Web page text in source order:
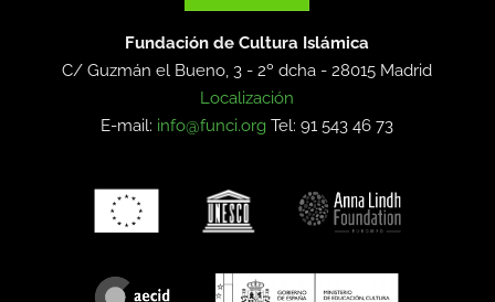
Fundación de Cultura Islámica
C/ Guzmán el Bueno, 3 - 2º dcha -28015 Madrid
Localización
E-mail: info@funci.org Tel: 91 543 46 73